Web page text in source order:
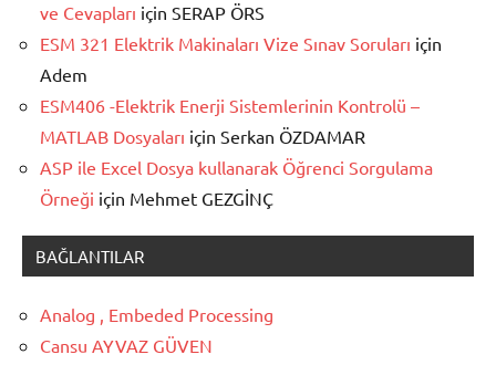
ve Cevapları için SERAP ÖRS
ESM 321 Elektrik Makinaları Vize Sınav Soruları için
Adem
ESM406 -Elektrik Enerji Sistemlerinin Kontrolü –
MATLAB Dosyaları için Serkan ÖZDAMAR
ASP ile Excel Dosya kullanarak Öğrenci Sorgulama
Örneği için Mehmet GEZGİNÇ
BAĞLANTILAR
Analog , Embeded Processing
Cansu AYVAZ GÜVEN